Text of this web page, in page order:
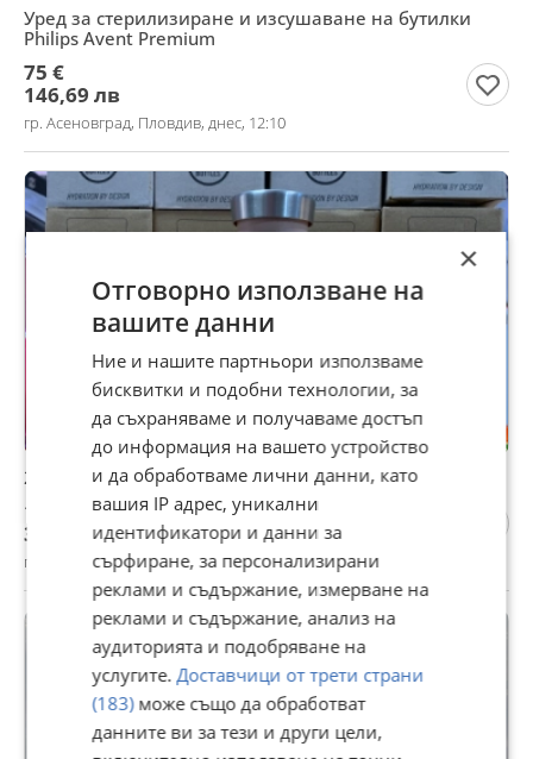
Уред за стерилизиране и изсушаване на бутилки
Philips Avent Premium
75 €
146,69 лв
гр. Асеновград, Пловдив, днес, 12:10
24Bottles Clima бутилка / Термо бутилка 0,5л.
19,99 €
39,10 лв
гр. Асеновград, Пловдив, днес, 12:10
×
Отговорно използване на
вашите данни
Ние и нашите партньори използваме
бисквитки и подобни технологии, за
да съхраняваме и получаваме достъп
до информация на вашето устройство
и да обработваме лични данни, като
вашия IP адрес, уникални
идентификатори и данни за
сърфиране, за персонализирани
реклами и съдържание, измерване на
реклами и съдържание, анализ на
аудиторията и подобряване на
услугите.Доставчици от трети страни
(183)може също да обработват
данните ви за тези и други цели,